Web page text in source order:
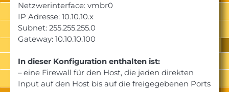
Netzwerinterface: vmbr0
IP Adresse: 10.10.10.x
Subnet: 255.255.255.0
Gateway: 10.10.10.100
In dieser Konfiguration enthalten ist:
– eine Firewall für den Host, die jeden direkten
Input auf den Host bis auf die freigegebenen Ports